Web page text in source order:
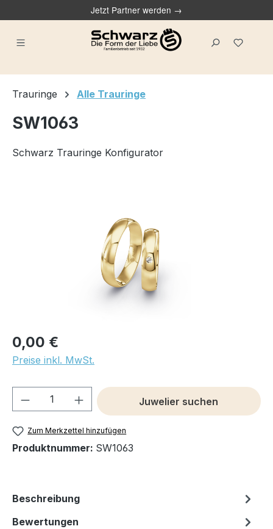
Jetzt Partner werden →
Trauringe Alle Trauringe
SW1063
Schwarz Trauringe Konfigurator
0,00 €
Preise inkl. MwSt.
Produkt Anzahl: Gib denJuwelier suchen
Zum Merkzettel hinzufügen
Produktnummer: SW1063
Beschreibung
Bewertungen